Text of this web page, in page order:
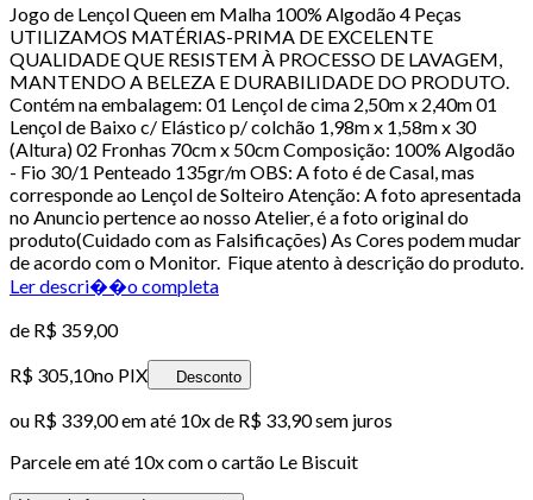
Jogo de Lençol Queen em Malha 100% Algodão 4 Peças
UTILIZAMOS MATÉRIAS-PRIMA DE EXCELENTE
QUALIDADE QUE RESISTEM À PROCESSO DE LAVAGEM,
MANTENDO A BELEZA E DURABILIDADE DO PRODUTO.
Contém na embalagem: 01 Lençol de cima 2,50m x 2,40m 01
Lençol de Baixo c/ Elástico p/ colchão 1,98m x 1,58m x 30
(Altura) 02 Fronhas 70cm x 50cm Composição: 100% Algodão
- Fio 30/1 Penteado 135gr/m OBS: A foto é de Casal, mas
corresponde ao Lençol de Solteiro Atenção: A foto apresentada
no Anuncio pertence ao nosso Atelier, é a foto original do
produto(Cuidado com as Falsificações) As Cores podem mudar
de acordo com o Monitor. Fique atento à descrição do produto.
Ler descri��o completa
de R$ 359,00
R$ 305,10no PIX Desconto
ou R$ 339,00em até 10x de R$ 33,90 sem juros
Parcele em até 10x com o cartão Le Biscuit